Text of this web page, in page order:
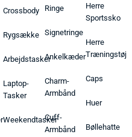
Crossbody
Rygsække
Arbejdstasker
Laptop-
Tasker
Weekendtasker
Ringe
Signetringe
Ankelkæder
Charm-
Armbånd
Cuff-
Armbånd
Herre
Sportssko
Herre
Træningstøj
Caps
Huer
Bøllehatte